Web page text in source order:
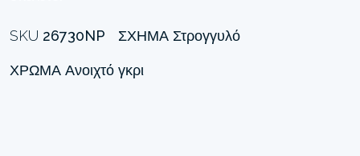
SKU 26730NP ΣΧΉΜΑ Στρογγυλό
ΧΡΏΜΑ Ανοιχτό γκρι